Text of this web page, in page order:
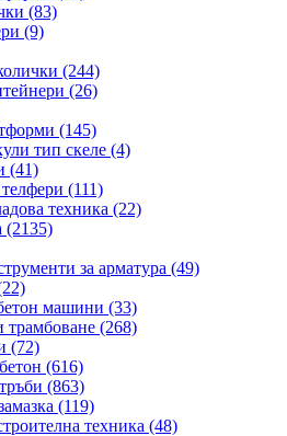
(83)
(9)
(244)
(26)
(145)
тип скеле (4)
(41)
(111)
техника (22)
(2135)
за арматура (49)
машини (33)
трамбоване (268)
(72)
(616)
(863)
(119)
техника (48)